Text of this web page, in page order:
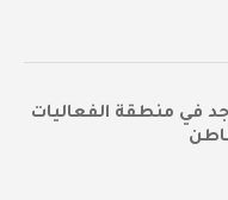
في منطقة الفعاليات